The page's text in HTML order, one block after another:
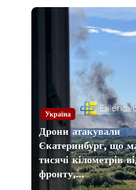
Україна
Дрони атакували
Єкатеринбург, що
тисячі кілометрів
фронту,…